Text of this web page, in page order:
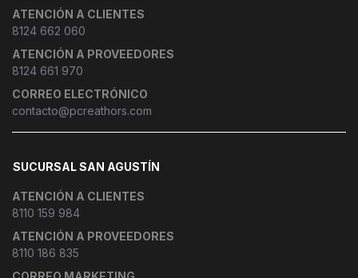
ATENCIÓN A CLIENTES
8124 662 060
ATENCIÓN A PROVEEDORES
8124 661 970
CORREO ELECTRÓNICO
contacto@pcreathors.com
SUCURSAL SAN AGUSTÍN
ATENCIÓN A CLIENTES
8110 159 984
ATENCIÓN A PROVEEDORES
8110 186 835